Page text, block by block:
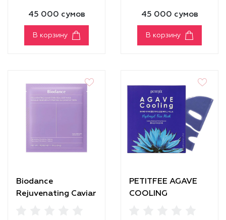
45 000 сумов
В корзину
45 000 сумов
В корзину
Biodance
Rejuvenating Caviar
PETITFEE AGAVE
COOLING